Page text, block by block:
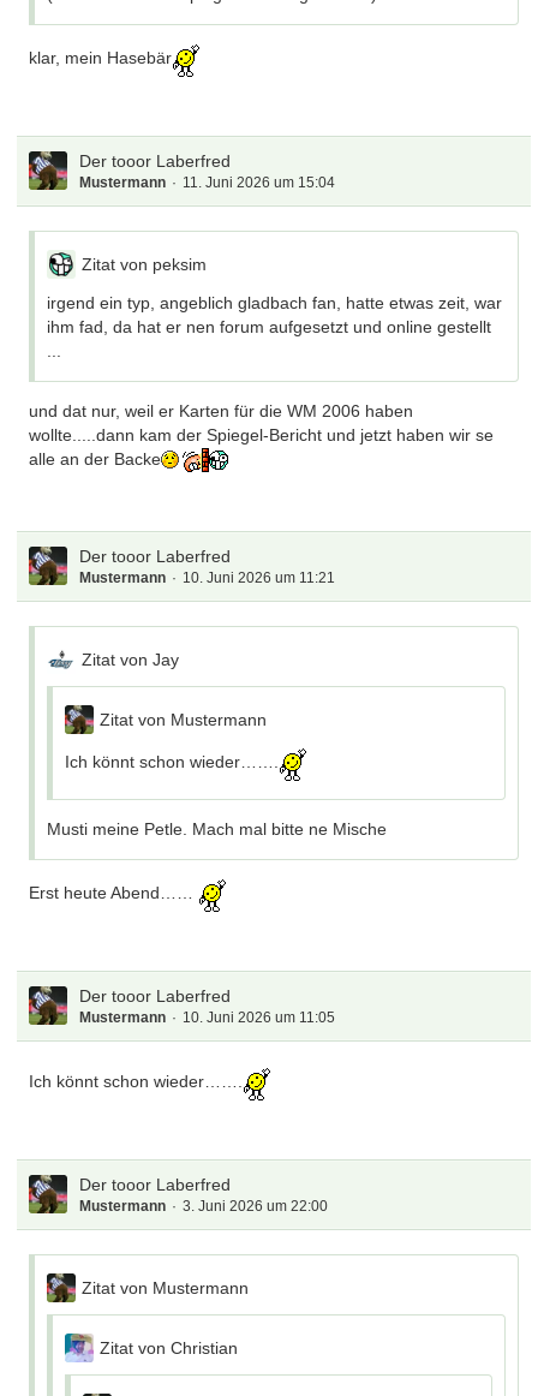
klar, mein Hasebär
Der tooor Laberfred
Mustermann 11. Juni 2026 um 15:04
Zitat von peksim
irgend ein typ, angeblich gladbach fan, hatte etwas zeit, war
ihm fad, da hat er nen forum aufgesetzt und online gestellt
und dat nur, weil er Karten für die WM 2006 haben
wollte.....dann kam der Spiegel-Bericht und jetzt haben wir se
alle an der Backe
Der tooor Laberfred
Mustermann 10. Juni 2026 um 11:21
Zitat von Jay
Zitat von Mustermann
Ich könnt schon wieder…….
Musti meine Petle. Mach mal bitte ne Mische
Erst heute Abend……
Der tooor Laberfred
Mustermann 10. Juni 2026 um 11:05
Ich könnt schon wieder…….
Der tooor Laberfred
Mustermann 3. Juni 2026 um 22:00
Zitat von Mustermann
Zitat von Christian